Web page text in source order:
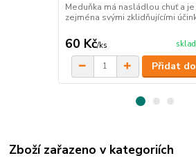
Meduňka má nasládlou chuť a
zejména svými zklidňujícími
60 Kč/ks
Přidat
Zboží zařazeno v kategoriích